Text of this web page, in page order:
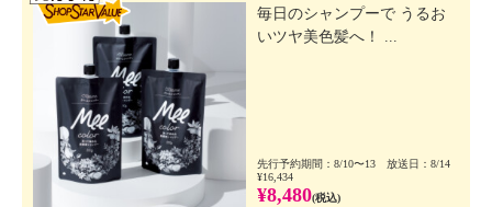
毎日のシャンプーで うるお
いツヤ美色髪へ！ ...
先行予約期間：8/10〜13 放送日：8/14
¥16,434
¥8,480(税込)